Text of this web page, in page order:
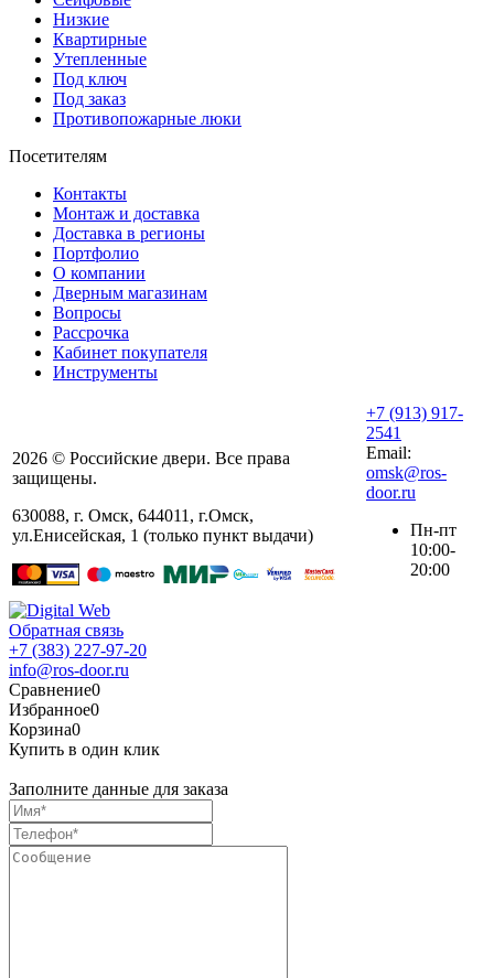
Низкие
Квартирные
Утепленные
Под ключ
Под заказ
Противопожарные люки
Посетителям
Контакты
Монтаж и доставка
Доставка в регионы
Портфолио
О компании
Дверным магазинам
Вопросы
Рассрочка
Кабинет покупателя
Инструменты
2026 © Российские двери. Все права
защищены.
630088, г. Омск, 644011, г.Омск,
ул.Енисейская, 1 (только пункт выдачи)
+7 (913) 917-
2541
Email:
omsk@ros-
door.ru
Пн-пт
10:00-
20:00
Обратная связь
+7 (383) 227-97-20
info@ros-door.ru
Сравнение0
Избранное0
Корзина0
Купить в один клик
Заполните данные для заказа